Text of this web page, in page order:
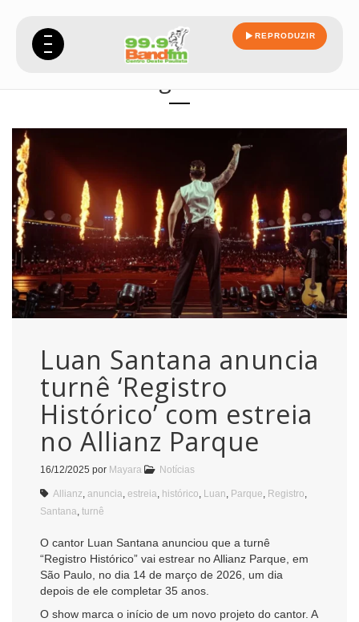
REPRODUZIR
Luan Santana anuncia
turnê ‘Registro
Histórico’ com estreia
no Allianz Parque
16/12/2025 por Mayara Notícias
Allianz anuncia estreia histórico Luan Parque Registro
Santana turnê
O cantor Luan Santana anunciou que a turnê
“Registro Histórico” vai estrear no Allianz Parque, em
São Paulo, no dia 14 de março de 2026, um dia
depois de ele completar 35 anos.
O show marca o início de um novo projeto do cantor. A